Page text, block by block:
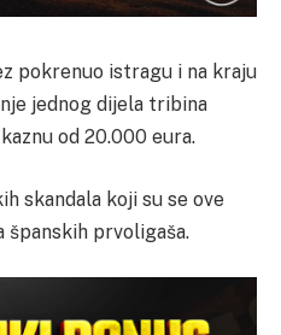
pokrenuo istragu i na kraju
jednog dijela tribina
od 20.000 eura.
skandala koji su se ove
španskih prvoligaša.